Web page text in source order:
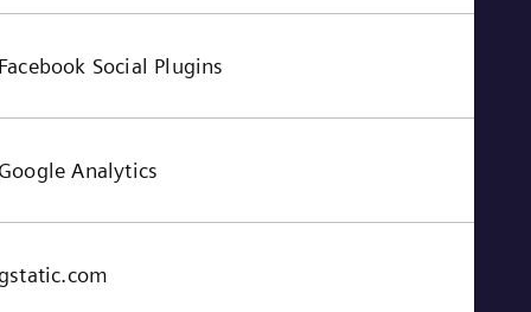
Social Plugins
Analytics